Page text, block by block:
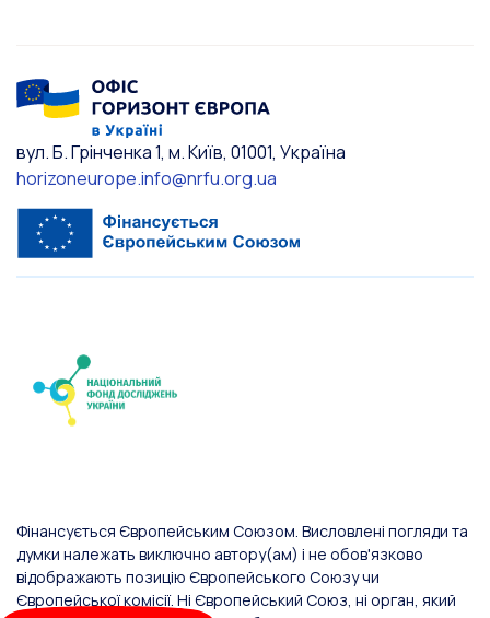
вул. Б. Грінченка 1, м. Київ, 01001, Україна
horizoneurope.info@nrfu.org.ua
Фінансується Європейським Союзом. Висловлені погляди та
думки належать виключно автору(ам) і не обов'язково
відображають позицію Європейського Союзу чи
Європейської комісії. Ні Європейський Союз, ні орган, який